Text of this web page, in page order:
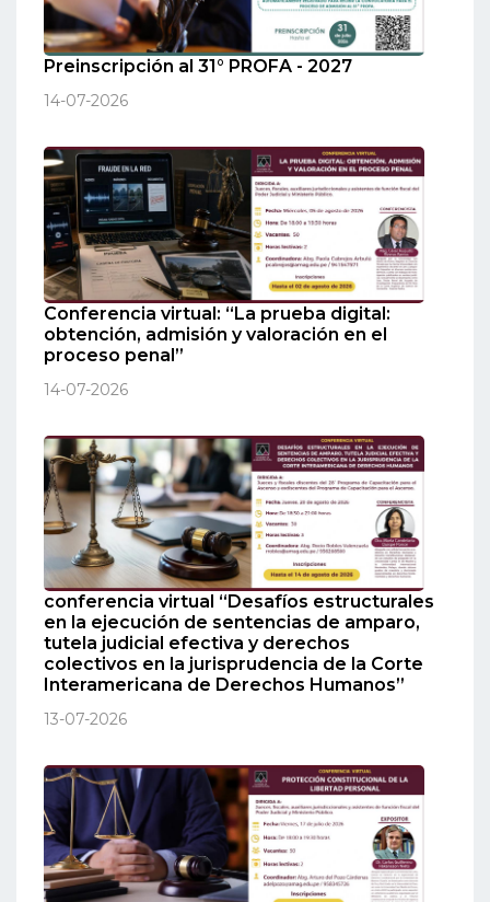
Preinscripción al 31° PROFA - 2027
14-07-2026
Conferencia virtual: “La prueba digital:
obtención, admisión y valoración en el
proceso penal”
14-07-2026
conferencia virtual “Desafíos estructurales
en la ejecución de sentencias de amparo,
tutela judicial efectiva y derechos
colectivos en la jurisprudencia de la Corte
Interamericana de Derechos Humanos”
13-07-2026